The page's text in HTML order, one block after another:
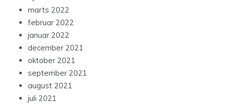
marts 2022
februar 2022
januar 2022
december 2021
oktober 2021
september 2021
august 2021
juli 2021